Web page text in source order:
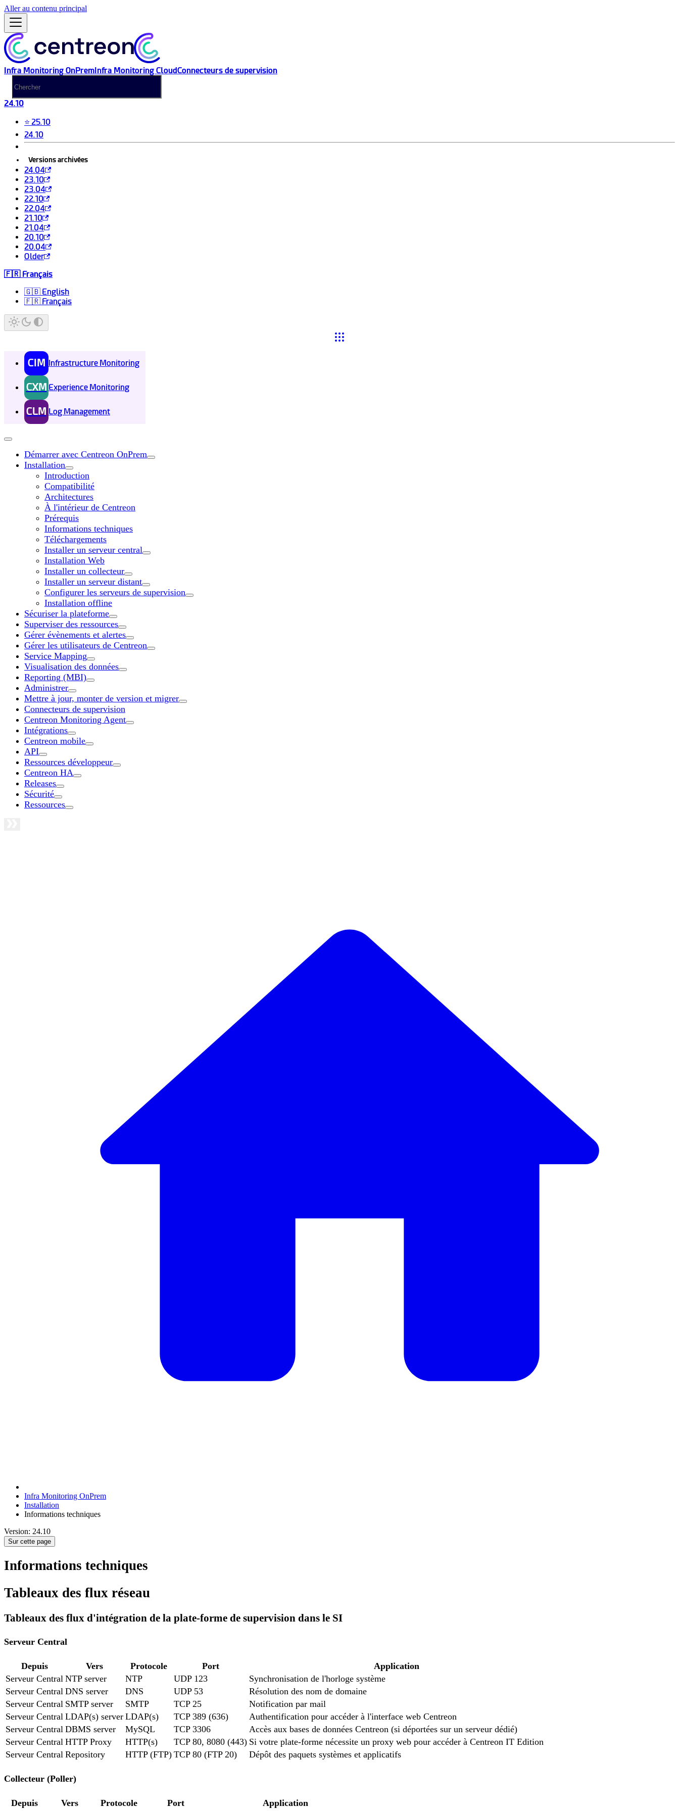
Aller au contenu principal
Infra Monitoring OnPremInfra Monitoring CloudConnecteurs de supervision
24.10
⭐ 25.10
24.10
Versions archivées
24.04
23.10
23.04
22.10
22.04
21.10
21.04
20.10
20.04
Older
🇫🇷 Français
🇬🇧 English
🇫🇷 Français
CIM Infrastructure Monitoring
CXM Experience Monitoring
CLM Log Management
Démarrer avec Centreon OnPrem
Installation
Introduction
Compatibilité
Architectures
À l'intérieur de Centreon
Prérequis
Informations techniques
Téléchargements
Installer un serveur central
Installation Web
Installer un collecteur
Installer un serveur distant
Configurer les serveurs de supervision
Installation offline
Sécuriser la plateforme
Superviser des ressources
Gérer évènements et alertes
Gérer les utilisateurs de Centreon
Service Mapping
Visualisation des données
Reporting (MBI)
Administrer
Mettre à jour, monter de version et migrer
Connecteurs de supervision
Centreon Monitoring Agent
Intégrations
Centreon mobile
API
Ressources développeur
Centreon HA
Releases
Sécurité
Ressources
Infra Monitoring OnPrem
Installation
Informations techniques
Version: 24.10
Sur cette page
Informations techniques
Tableaux des flux réseau
Tableaux des flux d'intégration de la plate-forme de supervision dans le SI
Serveur Central
Depuis Vers Protocole Port
Application
Serveur Central NTP server NTP UDP 123
Synchronisation de l'horloge système
Serveur Central DNS server DNS UDP 53
Résolution des nom de domaine
Serveur Central SMTP server SMTP TCP 25
Notification par mail
Serveur Central LDAP(s) server LDAP(s) TCP 389 (636)
Authentification pour accéder à l'interface web Centreon
Serveur Central DBMS server MySQL TCP 3306
Accès aux bases de données Centreon (si déportées sur un serveur dédié)
Serveur Central HTTP Proxy HTTP(s) TCP 80, 8080 (443) Si votre plate-forme nécessite un proxy web pour accéder à Centreon IT Edition
Serveur Central Repository HTTP (FTP) TCP 80 (FTP 20) Dépôt des paquets systèmes et applicatifs
Collecteur (Poller)
Depuis Vers Protocole Port
Application